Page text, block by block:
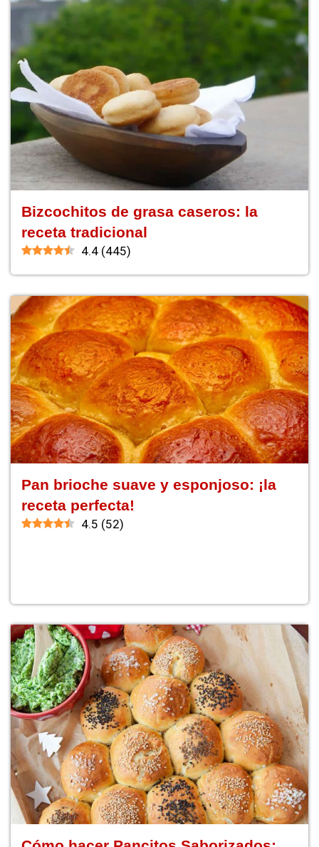
Bizcochitos de grasa caseros: la
receta tradicional
4.4 (445)
Pan brioche suave y esponjoso: ¡la
receta perfecta!
4.5 (52)